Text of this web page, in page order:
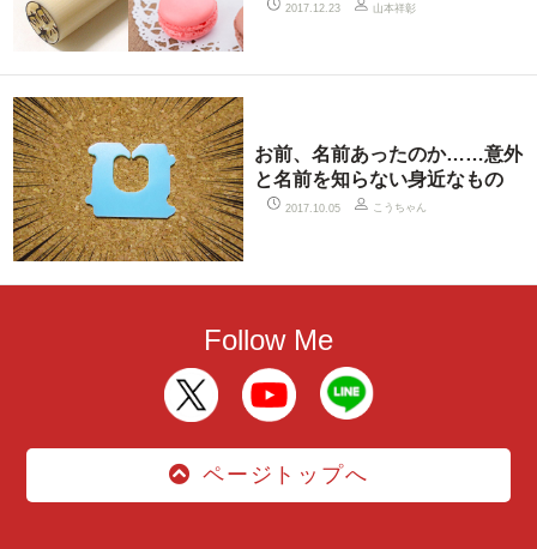
2017.12.23 山本祥彰
お前、名前あったのか……意外
と名前を知らない身近なもの
2017.10.05 こうちゃん
Follow Me
ページトップへ